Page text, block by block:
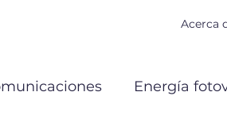
Acerca
Energía